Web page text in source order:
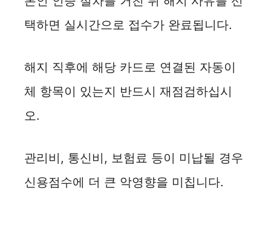
택하면 실시간으로 접수가 완료됩니다.
해지 직후에 해당 카드로 연결된 자동이
체 항목이 있는지 반드시 재점검하십시
오.
관리비, 통신비, 보험료 등이 미납될 경우
신용점수에 더 큰 악영향을 미칩니다.